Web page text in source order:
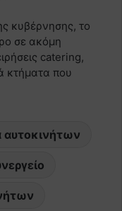
κυβέρνησης, το
σε ακόμη
catering,
κτήματα που
αυτοκινήτων